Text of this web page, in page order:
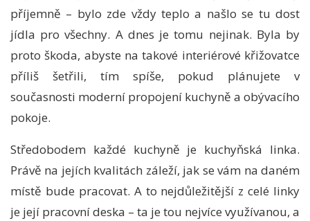
příjemně – bylo zde vždy teplo a našlo se tu dost
jídla pro všechny. A dnes je tomu nejinak. Byla by
proto škoda, abyste na takové interiérové křižovatce
příliš šetřili, tím spíše, pokud plánujete v
současnosti moderní propojení kuchyně a obývacího
pokoje.
Středobodem každé kuchyně je kuchyňská linka.
Právě na jejích kvalitách záleží, jak se vám na daném
místě bude pracovat. A to nejdůležitější z celé linky
je její pracovní deska – ta je tou nejvíce využívanou, a